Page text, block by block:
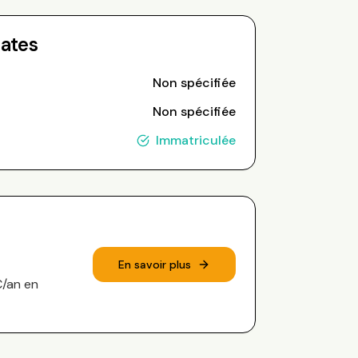
Non spécifiée
Non spécifiée
Immatriculée
an en
En savoir plus